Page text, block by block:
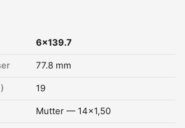
6x139.7
77.8 mm
19
Mutter — 14x1,50